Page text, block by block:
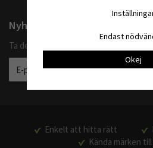
Nyhetsbrev
Ta del av våra bästa erbjudanden och
Enkelt att hitta rätt
Kända märken
Endast
Okej